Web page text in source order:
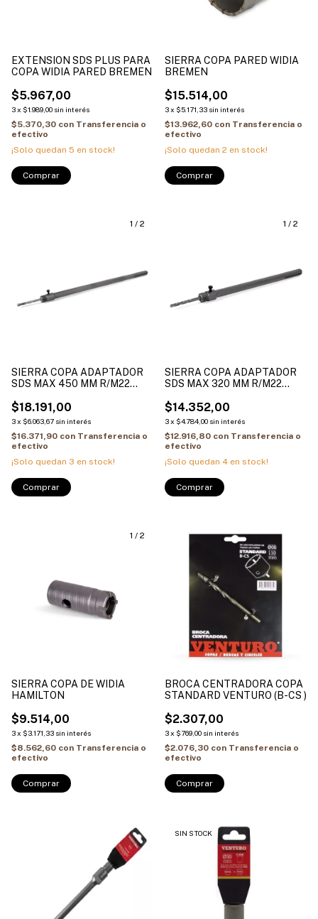
EXTENSION SDS PLUS PARA
COPA WIDIA PARED BREMEN
$5.967,00
3x $1.989,00 sin interés
$5.370,30 con Transferencia o
efectivo
¡Solo quedan 5 en stock!
Comprar
SIERRA COPA PARED WIDIA
BREMEN
$15.514,00
3x $5.171,33 sin interés
$13.962,60 con Transferencia o
efectivo
¡Solo quedan 2 en stock!
Comprar
1 / 2
SIERRA COPA ADAPTADOR
SDS MAX 450 MM R/M22
$18.191,00
3x $6.063,67 sin interés
$16.371,90 con Transferencia o
efectivo
¡Solo quedan 3 en stock!
1 / 2
SIERRA COPA ADAPTADOR
SDS MAX 320 MM R/M22
$14.352,00
3x $4.784,00 sin interés
$12.916,80 con Transferencia o
efectivo
¡Solo quedan 4 en stock!
1 / 2
SIERRA COPA DE WIDIA
HAMILTON
$9.514,00
3x $3.171,33 sin interés
$8.562,60 con Transferencia o
efectivo
Comprar
BROCA CENTRADORA COPA
STANDARD VENTURO (B-CS )
$2.307,00
3x $769,00 sin interés
$2.076,30 con Transferencia o
efectivo
SIN STOCK